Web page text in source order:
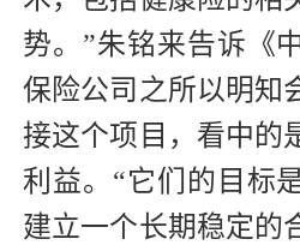
势。”朱铭来告诉《
保险公司之所以明知
接这个项目，看中的
利益。“它们的目标
建立一个长期稳定的